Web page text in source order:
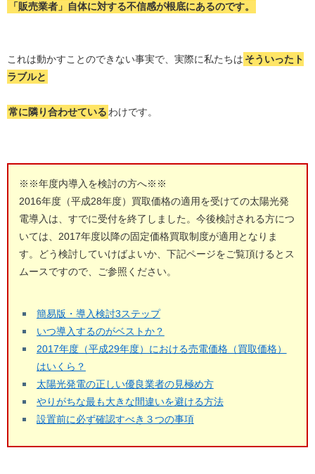
「販売業者」自体に対する不信感が根底にあるのです。
これは動かすことのできない事実で、実際に私たちは そういったト
ラブルと
常に隣り合わせている わけです。
※※年度内導入を検討の方へ※※
2016年度（平成28年度）買取価格の適用を受けての太陽光発
電導入は、すでに受付を終了しました。今後検討される方につ
いては、2017年度以降の固定価格買取制度が適用となりま
す。どう検討していけばよいか、下記ページをご覧頂けるとス
ムースですので、ご参照ください。
簡易版・導入検討3ステップ
いつ導入するのがベストか？
2017年度（平成29年度）における売電価格（買取価格）
はいくら？
太陽光発電の正しい優良業者の見極め方
やりがちな最も大きな間違いを避ける方法
設置前に必ず確認すべき３つの事項